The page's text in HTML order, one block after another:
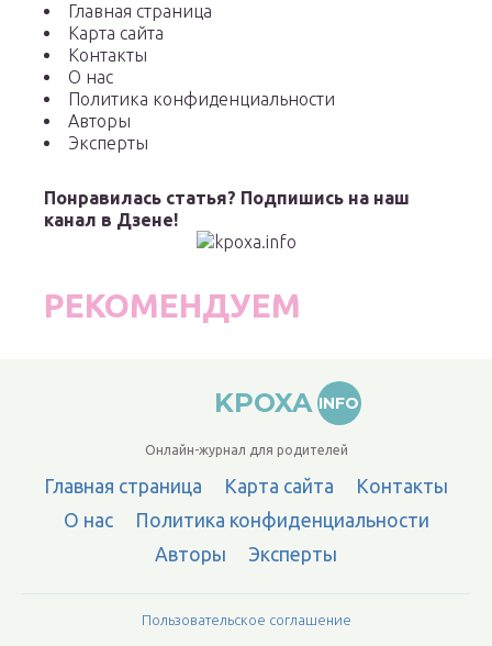
Главная страница
Карта сайта
Контакты
О нас
Политика конфиденциальности
Авторы
Эксперты
Понравилась статья? Подпишись на наш
канал в Дзене!
РЕКОМЕНДУЕМ
KPOXA INFO
Онлайн-журнал для родителей
Главная страница Карта сайта
Контакты
О нас
Политика конфиденциальности
Авторы
Эксперты
Пользовательское соглашение